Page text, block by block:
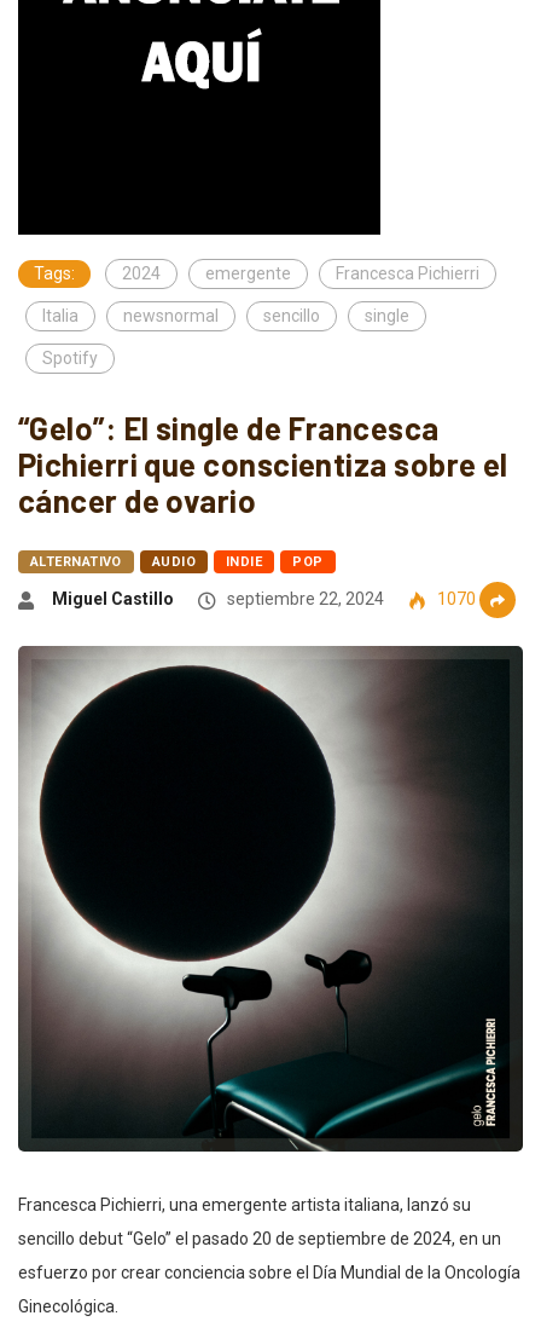
Tags: 2024 emergente Francesca Pichierri
Italia newsnormal sencillo single
Spotify
“Gelo”: El single de Francesca
Pichierri que conscientiza sobre el
cáncer de ovario
ALTERNATIVO AUDIO INDIE POP
Miguel Castillo septiembre 22, 2024 1070
Francesca Pichierri, una emergente artista italiana, lanzó su
sencillo debut “Gelo” el pasado 20 de septiembre de 2024, en un
esfuerzo por crear conciencia sobre el Día Mundial de la Oncología
Ginecológica.